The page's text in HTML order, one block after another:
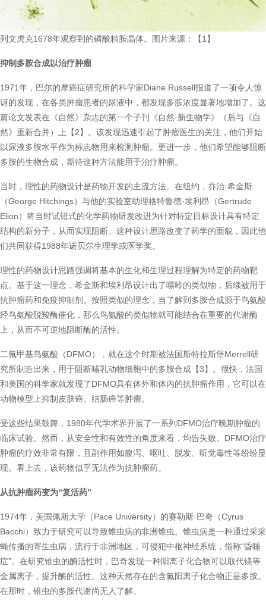
列文虎克1678年观察到的磷酸精胺晶体。图片来源：【1】
抑制多胺合成以治疗肿瘤
1971年，巴尔的摩癌症研究所的科学家Diane Russell报道了一项令人惊
讶的发现，在各类肿瘤患者的尿液中，都发现多胺浓度显著地增加了。这
篇论文发表在《自然》杂志的第一个子刊《自然·新生物学》（后与《自
然》重新合并）上【2】。该发现迅速引起了肿瘤医生的关注，他们开始
以尿液多胺水平作为标志物用来检测肿瘤。更进一步，他们希望能够阻断
多胺的生物合成，期待这种方法能用于治疗肿瘤。
当时，理性的药物设计是药物开发的主流方法。在纽约，乔治·希金斯
（George Hitchings）与他的实验室助理格特鲁德·埃利昂（Gertrude
Elion）将当时试错式的化学药物研发改进为针对特定目标设计具有特定
结构的新分子，从而实现阻断。这种设计思路改变了药学的面貌，因此他
们共同获得1988年诺贝尔生理学或医学奖。
理性的药物设计思路强调将基本的生化和生理过程理解为特定的药物靶
点。基于这一理念，希金斯和埃利昂设计出了嘌呤的类似物，后续被用于
抗肿瘤药和免疫抑制剂。按照类似的理念，当了解到多胺合成源于鸟氨酸
经鸟氨酸脱羧酶催化，那么鸟氨酸的类似物就可能结合在重要的代谢酶
上，从而不可逆地阻断酶的活性。
二氟甲基鸟氨酸（DFMO），就在这个时期被法国斯特拉斯堡Merrell研
究所制造出来，用于阻断哺乳动物细胞中的多胺合成【3】。很快，法国
和美国的科学家就发现了DFMO具有体外和体内的抗肿瘤作用，它可以在
动物模型上抑制皮肤癌、结肠癌等肿瘤。
受这些结果鼓舞，1980年代学术界开展了一系列DFMO治疗晚期肿瘤的
临床试验。然而，从安全性和有效性的角度来看，均告失败。DFMO治疗
肿瘤的疗效非常有限，且副作用如腹泻、呕吐、脱发、听觉毒性等纷纷显
现。看上去，该药物似乎无法作为抗肿瘤药。
从抗肿瘤药变为“复活药”
1974年，美国佩斯大学（Pace University）的赛勒斯·巴奇（Cyrus
Bacchi）致力于研究可以导致锥虫病的非洲锥虫。锥虫病是一种通过采采
蝇传播的寄生虫病，流行于非洲地区，可侵犯中枢神经系统，俗称“昏睡
症”。在研究锥虫的酶活性时，巴奇发现一种阳离子化合物可以取代镁等
金属离子，提升酶的活性。这种天然存在的含氮阳离子化合物正是多胺。
在那时，锥虫的多胺代谢尚无人了解。